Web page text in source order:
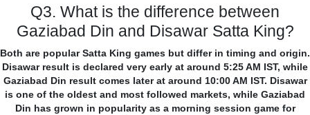
Q3. What is the difference between
Gaziabad Din and Disawar Satta King?
Both are popular Satta King games but differ in timing and origin.
Disawar result is declared very early at around 5:25 AM IST, while
Gaziabad Din result comes later at around 10:00 AM IST. Disawar
is one of the oldest and most followed markets, while Gaziabad
Din has grown in popularity as a morning session game for